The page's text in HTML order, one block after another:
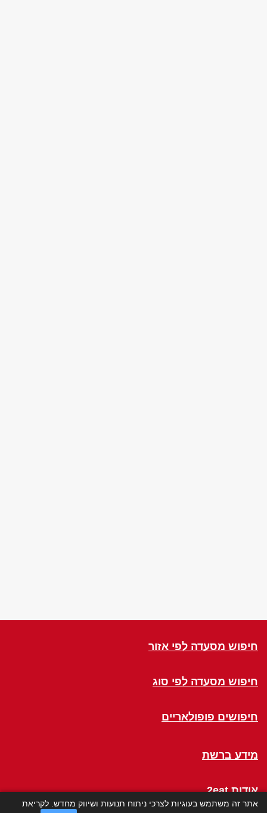
חיפוש מסעדה לפי אזור
חיפוש מסעדה לפי סוג
חיפושים פופולאריים
מידע ברשת
אודות 2eat
אתר זה משתמש בעוגיות לצרכי ניתוח תנועות ושיווק מחדש. לקריאת